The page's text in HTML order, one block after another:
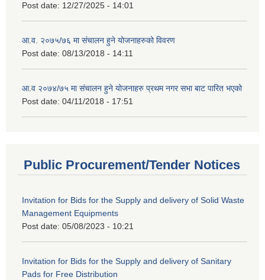
Post date: 12/27/2025 - 14:01
आ.व. २०७५/७६ मा संचालन हुने योजनाहरुको विवरण
Post date: 08/13/2018 - 14:11
आ.व २०७४/७५ मा संचालन हुने योजनाहरु प्रथम नगर सभा बाट पारित भएको
Post date: 04/11/2018 - 17:51
Public Procurement/Tender Notices
Invitation for Bids for the Supply and delivery of Solid Waste
Management Equipments
Post date: 05/08/2023 - 10:21
Invitation for Bids for the Supply and delivery of Sanitary
Pads for Free Distribution